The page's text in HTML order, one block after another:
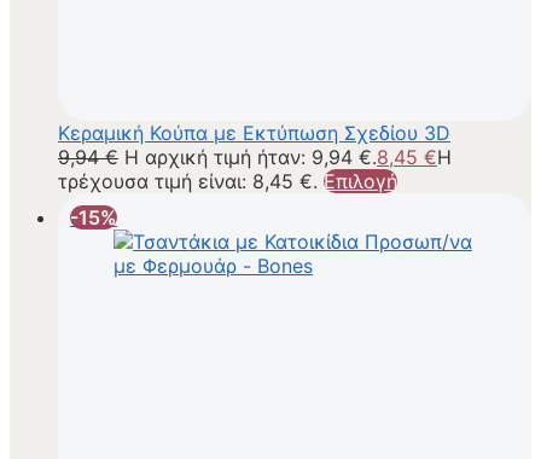
Κεραμική Κούπα με Εκτύπωση Σχεδίου 3D
9,94€ Η αρχική τιμή ήταν: 9,94 €.8,45 €Η
τρέχουσα τιμή είναι: 8,45 €. Επιλογή
-15%